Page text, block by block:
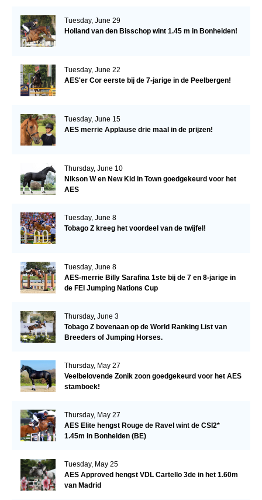
Tuesday, June 29
Holland van den Bisschop wint 1.45 m in Bonheiden!
Tuesday, June 22
AES'er Cor eerste bij de 7-jarige in de Peelbergen!
Tuesday, June 15
AES merrie Applause drie maal in de prijzen!
Thursday, June 10
Nikson W en New Kid in Town goedgekeurd voor het
AES
Tuesday, June 8
Tobago Z kreeg het voordeel van de twijfel!
Tuesday, June 8
AES-merrie Billy Sarafina 1ste bij de 7 en 8-jarige in
de FEI Jumping Nations Cup
Thursday, June 3
Tobago Z bovenaan op de World Ranking List van
Breeders of Jumping Horses.
Thursday, May 27
Veelbelovende Zonik zoon goedgekeurd voor het AES
stamboek!
Thursday, May 27
AES Elite hengst Rouge de Ravel wint de CSI2*
1.45m in Bonheiden (BE)
Tuesday, May 25
AES Approved hengst VDL Cartello 3de in het 1.60m
van Madrid